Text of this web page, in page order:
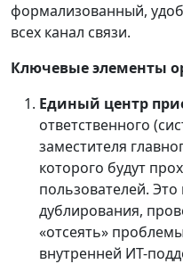
формализованный,
всех канал связи.
Ключевые элементы
Единый центр
ответственного
заместителя
которого будут
пользователей.
дублирования,
«отсеять»
внутренней ИТ-